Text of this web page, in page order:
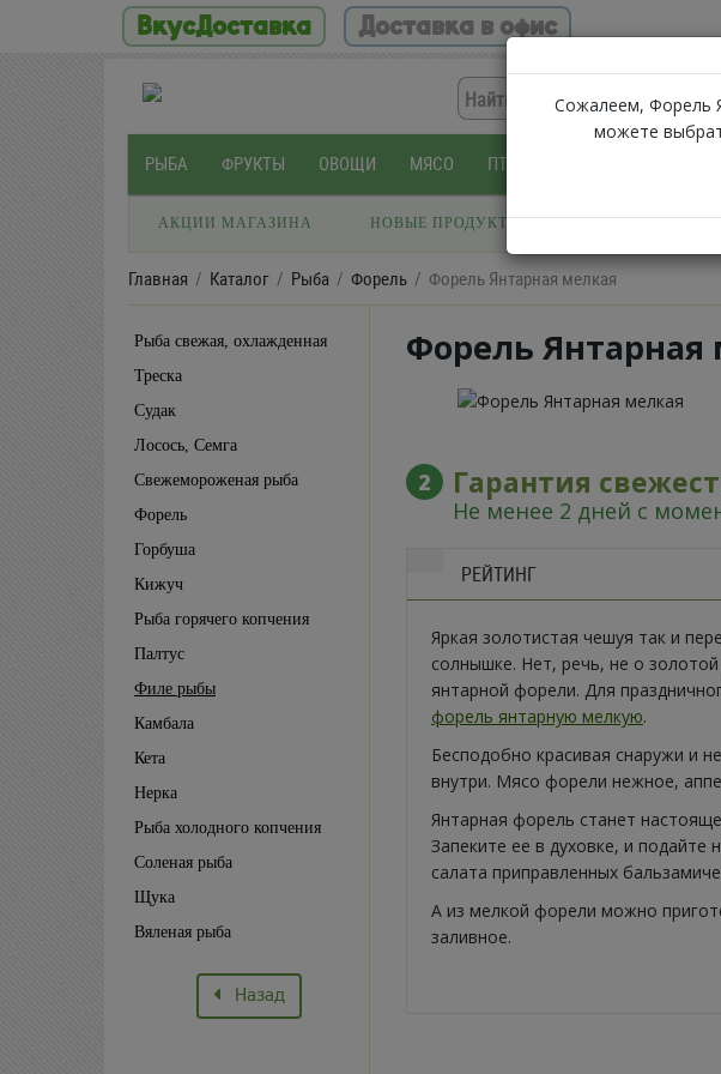
ВкусДоставка Доставка в офис
РЫБА ФРУКТЫ ОВОЩИ МЯСО ПТИЦА
АКЦИИ МАГАЗИНА НОВЫЕ ПРОДУКТЫ ФЕРМЕРСКИЕ
Главная Каталог Рыба Форель Форель Янтарная мелкая
Рыба свежая, охлажденная
Треска
Судак
Лосось, Семга
Свежемороженая рыба
Форель
Горбуша
Кижуч
Рыба горячего копчения
Палтус
Филе рыбы
Камбала
Кета
Нерка
Рыба холодного копчения
Соленая рыба
Щука
Вяленая рыба
Назад
Сожалеем, Форель
можете
Форель Янтарная
2 Гарантия
Не менее 2 дней с
РЕЙТИНГ
Яркая золотистая чешуя так и
солнышке. Нет, речь, не о
янтарной форели. Для
форель янтарную мелкую.
Бесподобно красивая снаружи и
внутри. Мясо форели нежное,
Янтарная форель станет
Запеките ее в духовке, и подайте
салата приправленных
А из мелкой форели можно
заливное.